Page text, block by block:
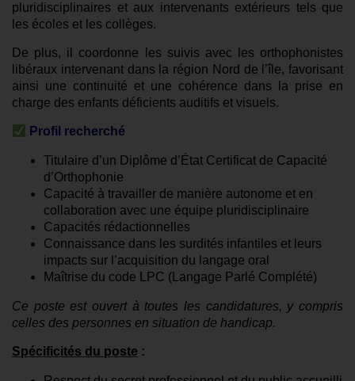
pluridisciplinaires et aux intervenants extérieurs tels que
les écoles et les collèges.
De plus, il coordonne les suivis avec les orthophonistes
libéraux intervenant dans la région Nord de l’île, favorisant
ainsi une continuité et une cohérence dans la prise en
charge des enfants déficients auditifs et visuels.
Profil recherché
Titulaire d’un Diplôme d’État Certificat de Capacité
d’Orthophonie
Capacité à travailler de manière autonome et en
collaboration avec une équipe pluridisciplinaire
Capacités rédactionnelles
Connaissance dans les surdités infantiles et leurs
impacts sur l’acquisition du langage oral
Maîtrise du code LPC (Langage Parlé Complété)
Ce poste est ouvert à toutes les candidatures, y compris
celles des personnes en situation de handicap.
Spécificités du poste :